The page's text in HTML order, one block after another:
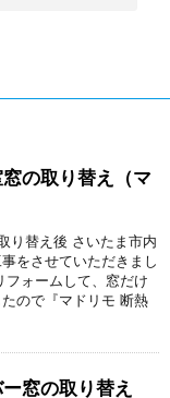
の取り替え（マ
替え後 さいたま市内
をさせていただきまし
フォームして、窓だけ
ので『マドリモ 断熱
窓の取り替え